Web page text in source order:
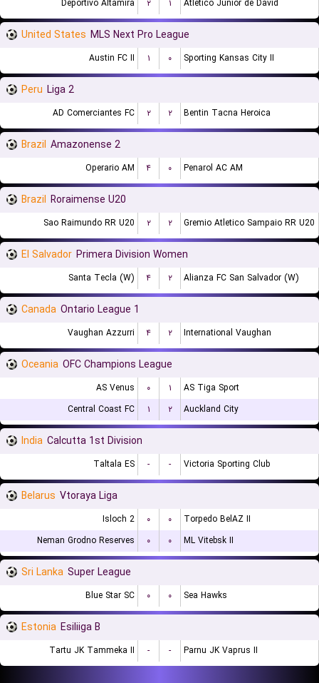
Deportivo Altamira ۲ ۱ Atletico Junior de David
United States MLS Next Pro League
Austin FC II ۱ ۰ Sporting Kansas City II
Peru Liga 2
AD Comerciantes FC ۲ ۲ Bentin Tacna Heroica
Brazil Amazonense 2
Operario AM ۴ ۰ Penarol AC AM
Brazil Roraimense U20
Sao Raimundo RR U20 ۲ ۲ Gremio Atletico Sampaio RR U20
El Salvador Primera Division Women
Santa Tecla (W) ۴ ۲ Alianza FC San Salvador (W)
Canada Ontario League 1
Vaughan Azzurri ۴ ۲ International Vaughan
Oceania OFC Champions League
AS Venus ۰ ۱
AS Tiga Sport
Central Coast FC
۱ ۲ Auckland City
India Calcutta 1st Division
Taltala ES - - Victoria Sporting Club
Belarus Vtoraya Liga
Isloch 2 ۰ ۰
Torpedo BelAZ II
Neman Grodno Reserves
۰ ۰ ML Vitebsk II
Sri Lanka Super League
Blue Star SC ۰ ۰ Sea Hawks
Estonia Esiliiga B
Tartu JK Tammeka II - - Parnu JK Vaprus II